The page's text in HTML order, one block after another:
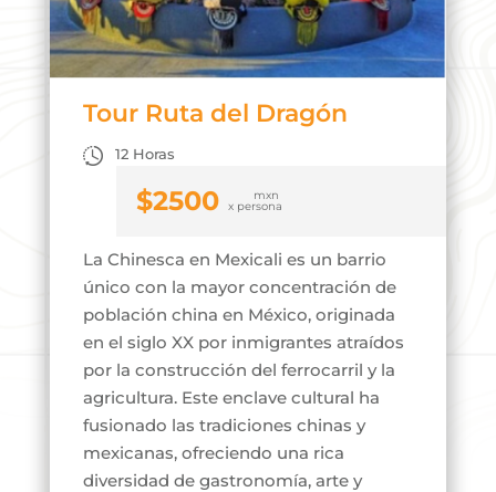
Tour Ruta del Dragón
La Chinesca en Mexicali es un barrio
único con la mayor concentración de
población china en México, originada
en el siglo XX por inmigrantes atraídos
por la construcción del ferrocarril y la
agricultura. Este enclave cultural ha
fusionado las tradiciones chinas y
mexicanas, ofreciendo una rica
diversidad de gastronomía, arte y
$2500
12 Horas